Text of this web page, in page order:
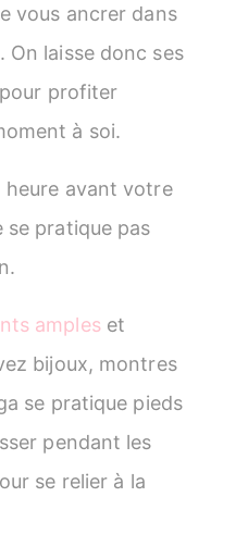
vous ancrer dans
On laisse donc ses
profiter
à soi.
heure avant votre
se pratique pas
ampleset
bijoux, montres
se pratique pieds
pendant les
se relier à la